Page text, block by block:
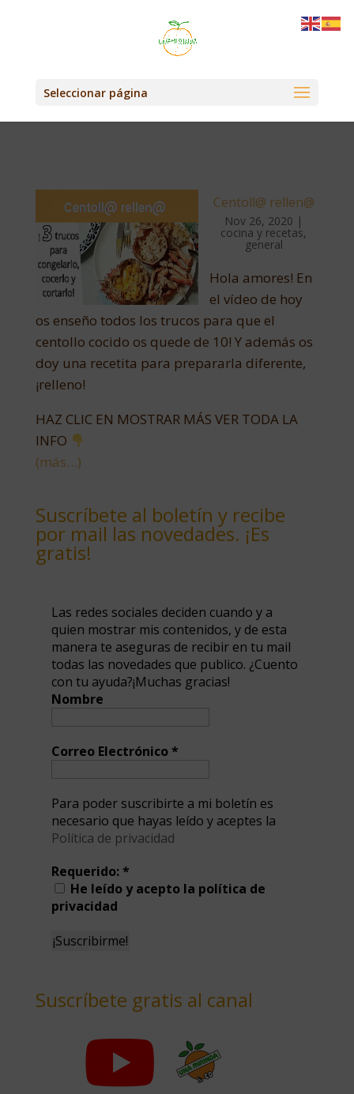
Seleccionar página
Centoll@ rellen@
Nov 26, 2020 |
cocina y recetas,
general
Hola amores! En
el vídeo de hoy
os enseño todos los trucos para que el
centollo cocido os quede de 10! Y además os
doy una recetita para prepararla diferente,
¡relleno!
HAZ CLIC EN MOSTRAR MÁS VER TODA LA
INFO
(más…)
Suscríbete al boletín y recibe
por mail las novedades. ¡Es
gratis!
Las redes sociales deciden cuando y a
quien mostrar mis contenidos, y de esta
manera te aseguras de recibir en tu mail
todas las novedades que publico. ¿Cuento
con tu ayuda?¡Muchas gracias!
Nombre
Correo Electrónico*
Para poder suscribirte a mi boletín es
necesario que hayas leído y aceptes la
Política de privacidad
Requerido:*
He leído y acepto la política de
privacidad
Suscríbete gratis al canal